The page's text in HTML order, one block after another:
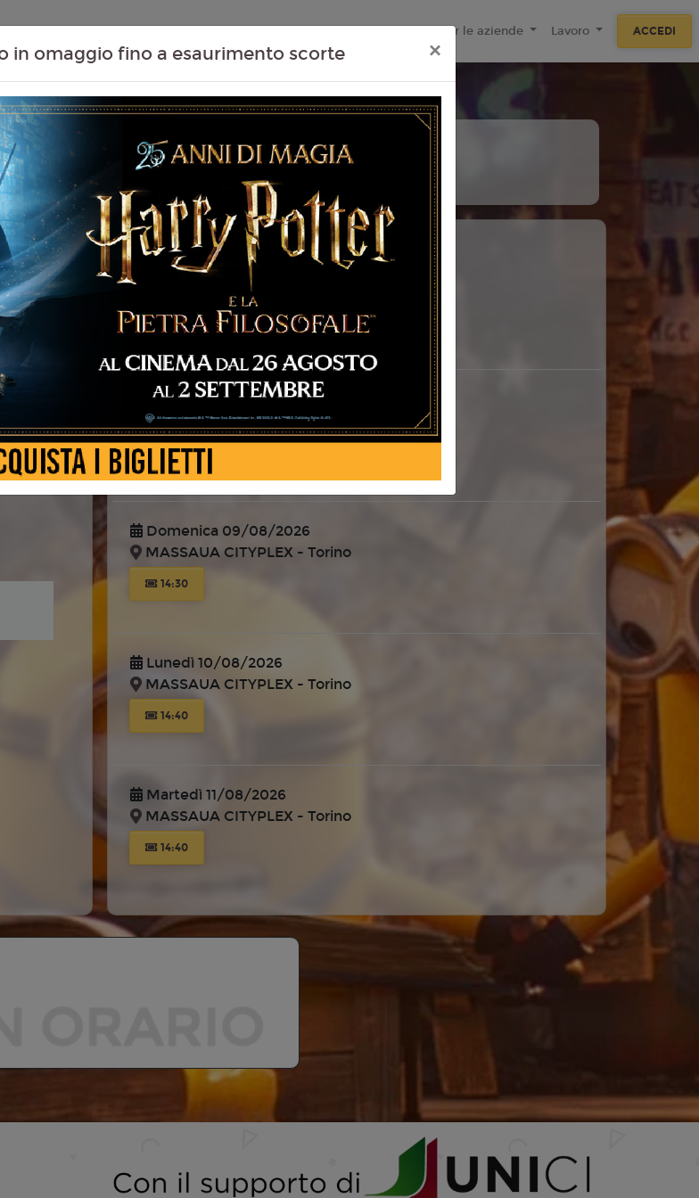
Proiezioni Scolastiche Eventi Passati Tecnologie F.A.Q Per le aziende Lavoro ACCEDI
08
Sabato
09
Agosto
10
Lunedì
11
Venerdì 07/08/2026
MASSAUA CITYPLEX - Torino
14:40
Sabato 08/08/2026
MASSAUA CITYPLEX - Torino
14:40
Domenica 09/08/2026
MASSAUA CITYPLEX - Torino
14:30
Lunedì 10/08/2026
MASSAUA CITYPLEX - Torino
14:40
Martedì 11/08/2026
MASSAUA CITYPLEX - Torino
14:40
in omaggio fino a esaurimento scorte ×